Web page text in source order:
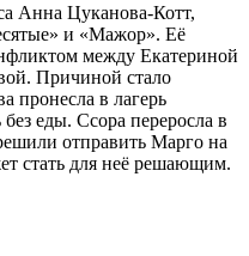
Анна Цуканова-Котт,
и «Мажор». Её
между Екатериной
Причиной стало
пронесла в лагерь
без еды. Ссора переросла в
отправить Марго на
стать для неё решающим.